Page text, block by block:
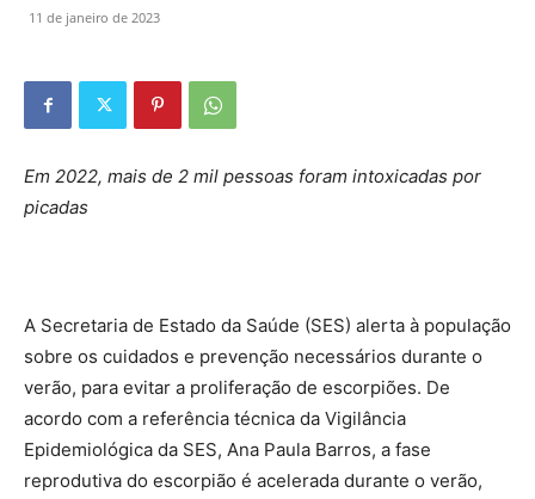
11 de janeiro de 2023
Em 2022, mais de 2 mil pessoas foram intoxicadas por
picadas
A Secretaria de Estado da Saúde (SES) alerta à população
sobre os cuidados e prevenção necessários durante o
verão, para evitar a proliferação de escorpiões. De
acordo com a referência técnica da Vigilância
Epidemiológica da SES, Ana Paula Barros, a fase
reprodutiva do escorpião é acelerada durante o verão,